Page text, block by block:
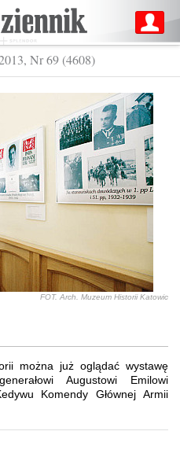
Nr 69 (4608)
FOT. Arch. Muzeum Historii Katowic
można już oglądać wystawę
Augustowi Emilowi
Komendy Głównej Armii